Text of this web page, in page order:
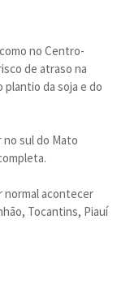
no Centro-
de atraso na
plantio da soja e do
sul do Mato
normal acontecer
Tocantins, Piauí